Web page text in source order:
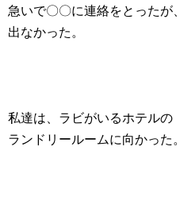
急いで〇〇に連絡をとったが、
出なかった。
私達は、ラビがいるホテルの
ランドリールームに向かった。